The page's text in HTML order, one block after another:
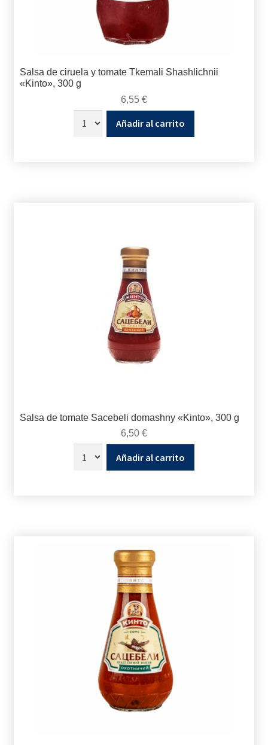
Salsa de ciruela y tomate Tkemali Shashlichnii
«Kinto», 300 g
6,55 €
Añadir al carrito
Salsa de tomate Sacebeli domashny «Kinto», 300 g
6,50 €
Añadir al carrito